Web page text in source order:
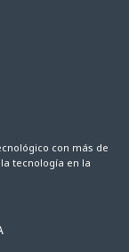
con más de
tecnología en la